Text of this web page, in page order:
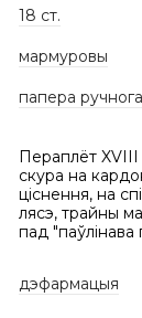
18 ст.
мармуровы
папера
Пераплёт XVIII
скура на
ціснення, на
лясэ, трайны
пад "паўлінава
дэфармацыя